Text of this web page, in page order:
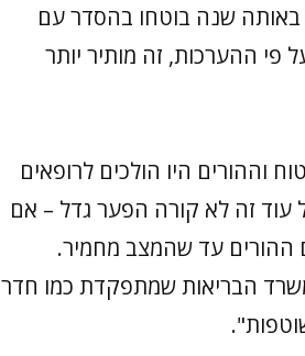
והמידע של הכנסת ב-2013 עולה כי באותה שנה בוטחו בהסדר עם
ההערכות, זה מותיר יותר
וההורים היו הולכים לרופאים
זה לא קורה הפער גדל – אם
ההורים עד שהמצב מחמיר.
הבריאות שמתפקדת כמו חדר